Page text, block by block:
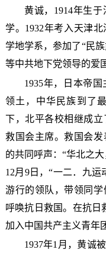
黄诚，1914年生于
学。1932年考入天津
学地学系，参加了“民
等中共地下党领导的爱
1935年，日本帝国
领土， 中华民族到了
下，北平各校相继成
救国会主席。救国会
的共同呼声：“华北之
12月9日，“一二．九
游行的领队，带领同
呼唤抗日救国。在抗日
加入中国共产主义青年
1937年1月，黄诚